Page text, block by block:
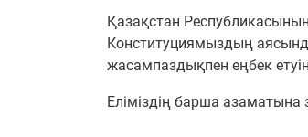
Қазақстан
Конституциямыздың
жасампаздықпен еңбек
Еліміздің барша азаматына